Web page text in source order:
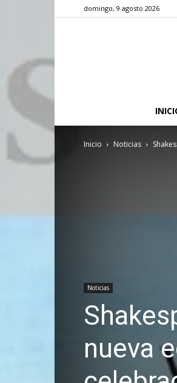
domingo, 9 agosto 2026
Inicio Noticias
Noticias
nueva